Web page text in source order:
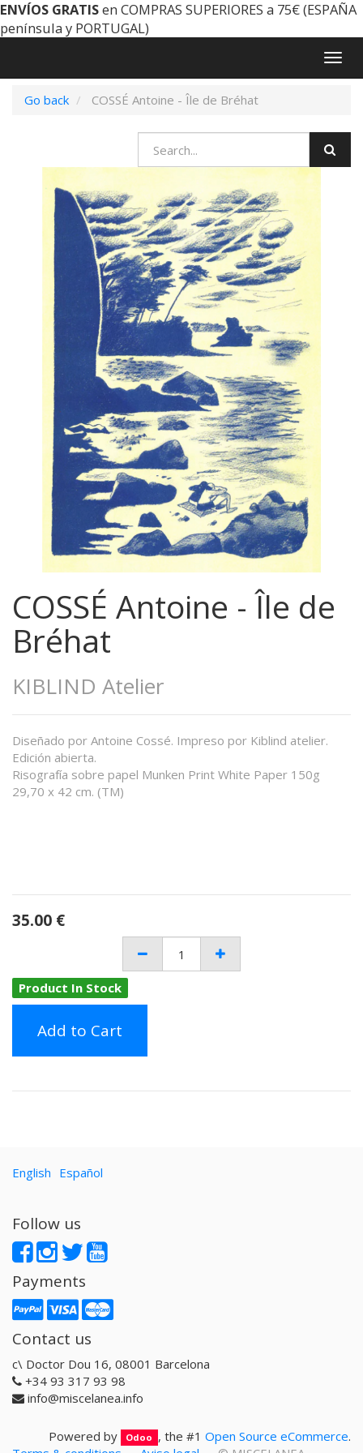
ENVÍOS GRATISen COMPRAS SUPERIORES a 75€ (ESPAÑA
península y PORTUGAL)
Go back
COSSÉ Antoine - Île de Bréhat
COSSÉ Antoine - Île de
Bréhat
KIBLIND Atelier
Diseñado por Antoine Cossé. Impreso por Kiblind atelier.
Edición abierta.
Risografía sobre papel Munken Print White Paper 150g
29,70 x 42 cm. (TM)
35.00 €
Product In Stock
Add to Cart
English Español
Follow us
Payments
Contact us
c\ Doctor Dou 16, 08001 Barcelona
+34 93 317 93 98
info@miscelanea.info
Powered by Odoo , the #1 Open Source eCommerce.